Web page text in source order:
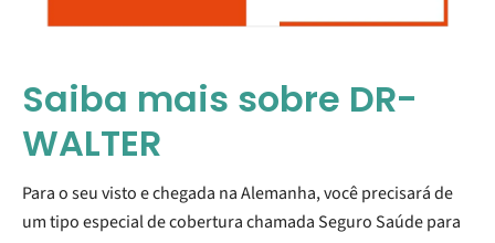
Saiba mais sobre DR-
WALTER
Para o seu visto e chegada na Alemanha, você precisará de
um tipo especial de cobertura chamada Seguro Saúde para